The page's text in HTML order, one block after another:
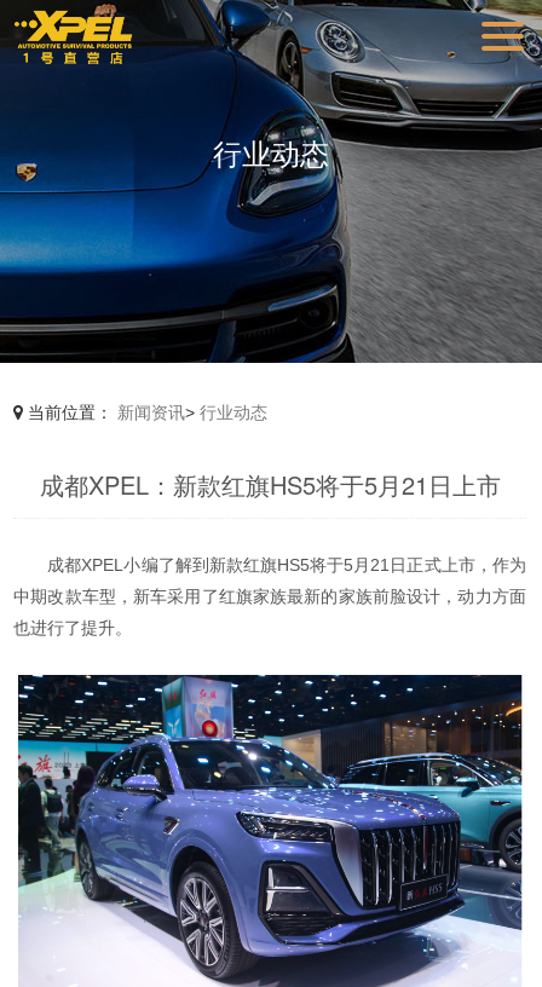
行业动态
当前位置： 新闻资讯>行业动态
成都XPEL：新款红旗HS5将于5月21日上市
成都XPEL小编了解到新款红旗HS5将于5月21日正式上市，作为
中期改款车型，新车采用了红旗家族最新的家族前脸设计，动力方面
也进行了提升。